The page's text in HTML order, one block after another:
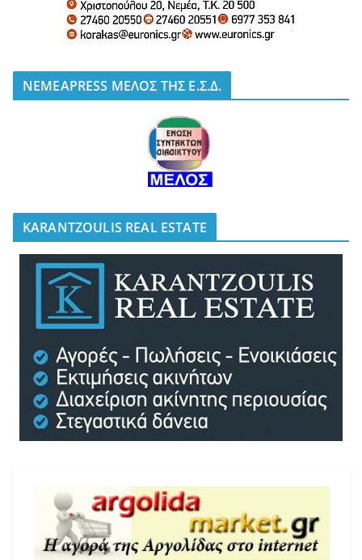
NEMEAPRESS ΜΕΛΟΣ ΤΗΣ Ε.Σ.Δ.
KARANTZOULIS REAL ESTATE